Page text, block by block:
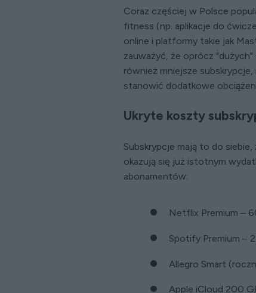
Coraz częściej w Polsce
fitness (np. aplikacje do
online i platformy takie jak
zauważyć, że oprócz
również mniejsze
stanowić dodatkowe
Ukryte koszty
Subskrypcje mają to do siebie,
okazują się już istotnym
abonamentów:
Netflix Premium –
Spotify Premium –
Allegro Smart
Apple iCloud 200